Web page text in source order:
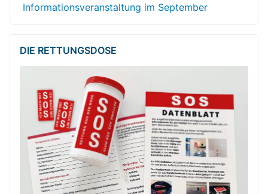
Informationsveranstaltung im September
DIE RETTUNGSDOSE